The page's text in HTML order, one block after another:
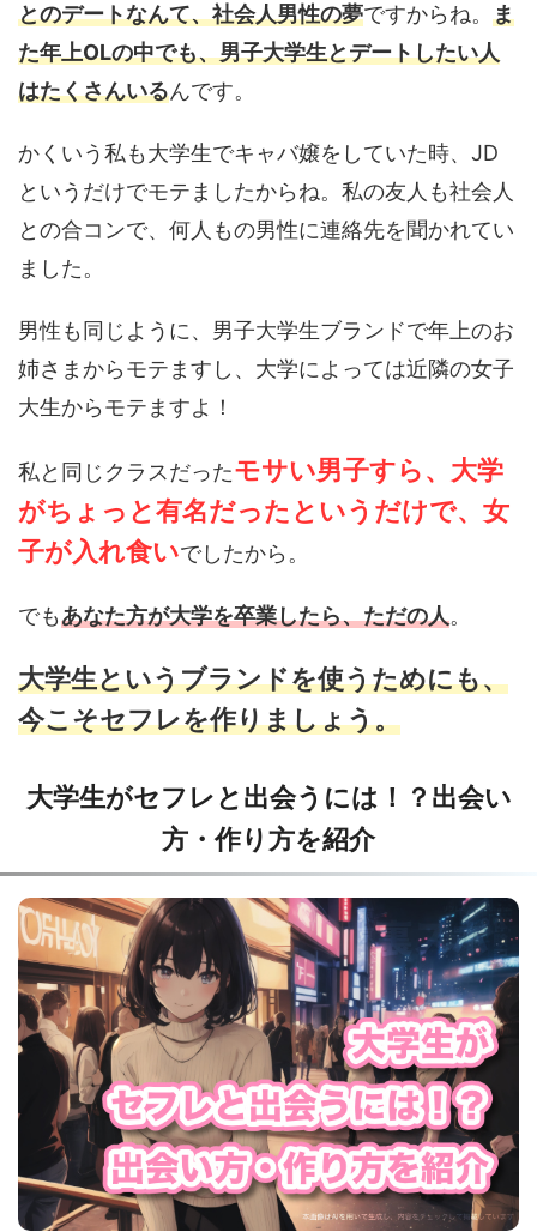
とのデートなんて、社会人男性の夢ですからね。 ま
た年上OLの中でも、男子大学生とデートしたい人
はたくさんいるんです。
かくいう私も大学生でキャバ嬢をしていた時、JD
というだけでモテましたからね。私の友人も社会人
との合コンで、何人もの男性に連絡先を聞かれてい
ました。
男性も同じように、男子大学生ブランドで年上のお
姉さまからモテますし、大学によっては近隣の女子
大生からモテますよ！
私と同じクラスだったモサい男子すら、大学
がちょっと有名だったというだけで、女
子が入れ食いでしたから。
でもあなた方が大学を卒業したら、ただの人。
大学生というブランドを使うためにも、
今こそセフレを作りましょう。
大学生がセフレと出会うには！？出会い
方・作り方を紹介